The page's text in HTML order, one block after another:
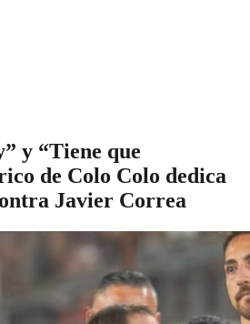
y “Tiene que
de Colo Colo dedica
Javier Correa